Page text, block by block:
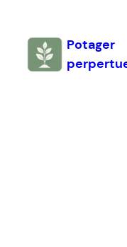
contenu
Potager